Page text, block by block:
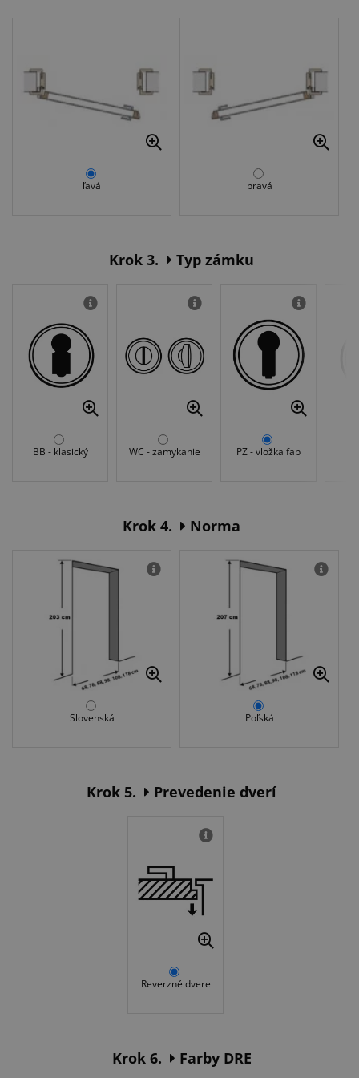
ľavá pravá
Krok 3. Typ zámku
BB - klasický WC - zamykanie PZ - vložka fab
Krok 4. Norma
Slovenská Poľská
Krok 5. Prevedenie dverí
Reverzné dvere
Krok 6. Farby DRE